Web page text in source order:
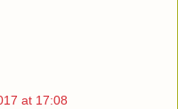
at 17:08